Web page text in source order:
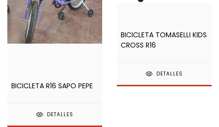
BICICLETA R16 SAPO PEPE
DETALLES
BICICLETA TOMASELLI KIDS
CROSS R16
DETALLES